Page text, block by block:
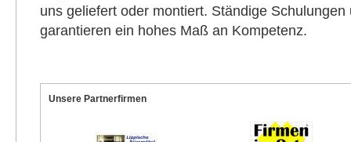
uns geliefert oder montiert. Ständige
garantieren ein hohes Maß an Kompetenz.
Unsere Partnerfirmen